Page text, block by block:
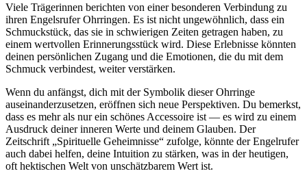
Viele Trägerinnen berichten von einer besonderen Verbindung‌ zu
‌ihren Engelsrufer Ohrringen. Es ist nicht ‍ungewöhnlich, dass ein
Schmuckstück, das sie in⁢ schwierigen Zeiten getragen haben, zu
einem wertvollen Erinnerungsstück wird. Diese‌ Erlebnisse⁢ könnten
deinen persönlichen ⁤Zugang‌ und die Emotionen, ‌die du ⁤mit⁣ dem
Schmuck verbindest, weiter verstärken.
Wenn ‌du anfängst, dich⁢ mit der Symbolik dieser Ohrringe
auseinanderzusetzen, eröffnen⁣ sich neue ⁣Perspektiven. Du⁢ bemerkst,
dass es mehr als nur ein schönes Accessoire ist —‍ es wird ‍zu einem
Ausdruck deiner inneren Werte und ⁢deinem Glauben. Der
Zeitschrift „Spirituelle Geheimnisse“ ⁢zufolge, könnte der Engelrufer
auch dabei helfen, deine Intuition zu stärken, was in der ⁣heutigen,
oft⁤ hektischen​ Welt von unschätzbarem Wert ist.